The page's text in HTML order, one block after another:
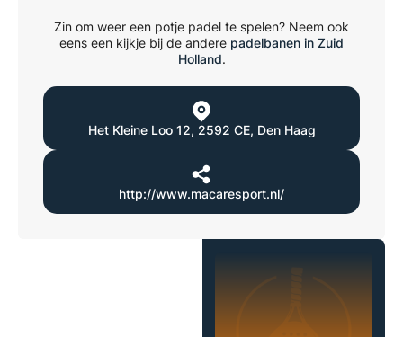
Zin om weer een potje padel te spelen? Neem ook
eens een kijkje bij de andere padelbanen in Zuid
Holland.
Het Kleine Loo 12, 2592 CE, Den Haag
http://www.macaresport.nl/